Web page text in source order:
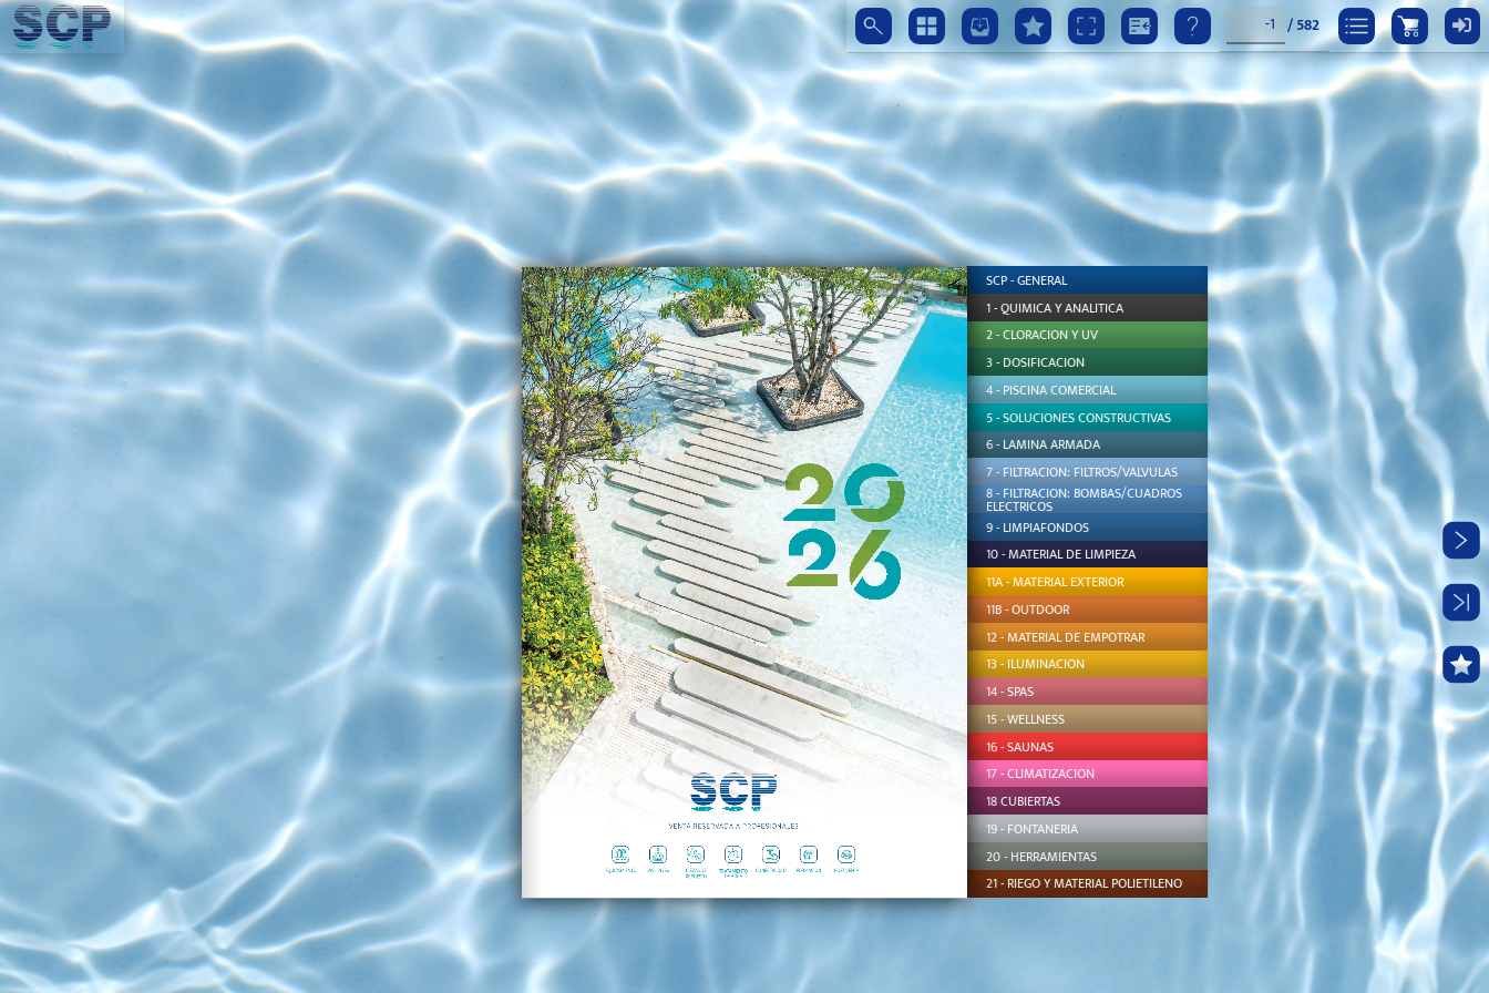
SCP - GENERAL
1 - QUIMICA Y ANALITICA
2 - CLORACION Y UV
3 - DOSIFICACION
4 - PISCINA COMERCIAL
5 - SOLUCIONES CONSTRUCTIVAS
6 - LAMINA ARMADA
7 - FILTRACION: FILTROS/VALVULAS
8 - FILTRACION: BOMBAS/CUADROS
ELECTRICOS
9 - LIMPIAFONDOS
10 - MATERIAL DE LIMPIEZA
11A - MATERIAL EXTERIOR
11B - OUTDOOR
12 - MATERIAL DE EMPOTRAR
13 - ILUMINACION
14 - SPAS
15 - WELLNESS
16 - SAUNAS
17 - CLIMATIZACION
18 CUBIERTAS
19 - FONTANERIA
20 - HERRAMIENTAS
21 - RIEGO Y MATERIAL POLIETILENO
/582